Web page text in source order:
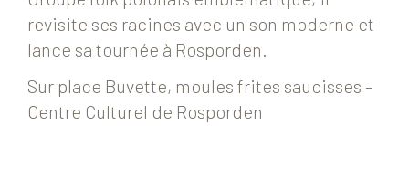
revisite ses racines avec un son moderne et
lance sa tournée à Rosporden.
Sur place Buvette, moules frites saucisses –
Centre Culturel de Rosporden